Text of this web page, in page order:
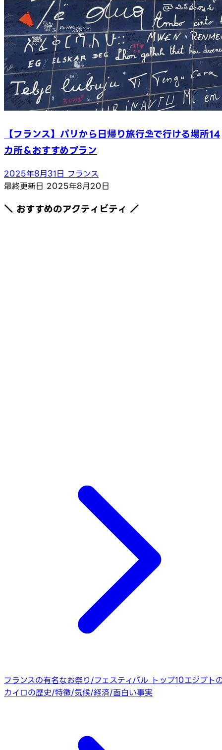
【フランス】パリから日帰り旅行⛱で行ける場所14
カ所＆おすすめプラン
2025年8月31日 フランス
最終更新日 2025年8月20日
＼ おすすめのアクティビティ ／
フランスの有名なお祭り/フェスティバル トップ10エジプト
カイロの歴史/特徴/気候/経済/面白い事実